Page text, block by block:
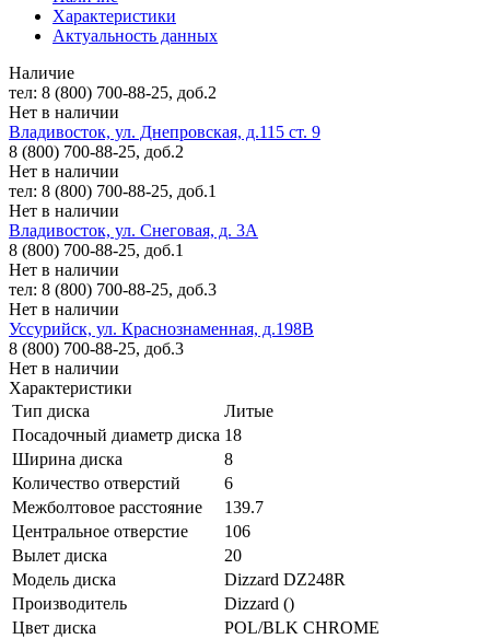
Характеристики
Актуальность данных
Наличие
тел: 8 (800) 700-88-25, доб.2
Нет в наличии
Владивосток, ул. Днепровская, д.115 ст. 9
8 (800) 700-88-25, доб.2
Нет в наличии
тел: 8 (800) 700-88-25, доб.1
Нет в наличии
Владивосток, ул. Снеговая, д. 3А
8 (800) 700-88-25, доб.1
Нет в наличии
тел: 8 (800) 700-88-25, доб.3
Нет в наличии
Уссурийск, ул. Краснознаменная, д.198В
8 (800) 700-88-25, доб.3
Нет в наличии
Характеристики
Тип диска
Литые
Посадочный диаметр диска 18
Ширина диска
8
Количество отверстий
6
Межболтовое расстояние
139.7
Центральное отверстие
106
Вылет диска
20
Модель диска
Dizzard DZ248R
Производитель
Dizzard ()
Цвет диска
POL/BLK CHROME